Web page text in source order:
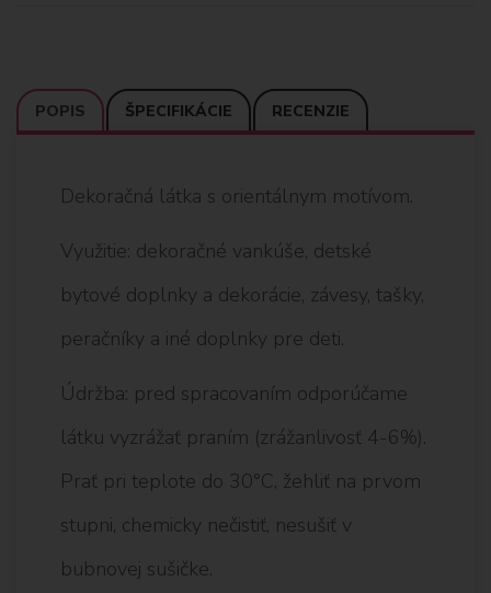
POPIS ŠPECIFIKÁCIE RECENZIE
Dekoračná látka s orientálnym motívom.
Využitie: dekoračné vankúše, detské
bytové doplnky a dekorácie, závesy, tašky,
peračníky a iné doplnky pre deti.
Údržba: pred spracovaním odporúčame
látku vyzrážať praním (zrážanlivosť 4-6%).
Prať pri teplote do 30°C, žehliť na prvom
stupni, chemicky nečistiť, nesušiť v
bubnovej sušičke.